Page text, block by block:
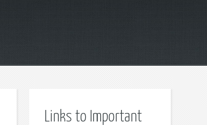
Links to Important